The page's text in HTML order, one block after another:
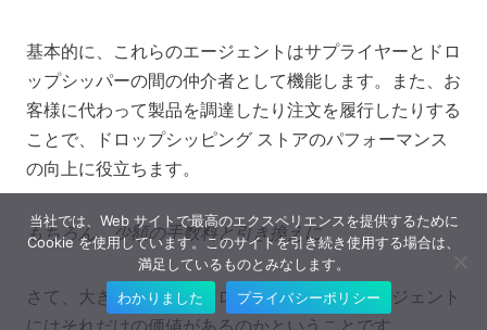
基本的に、これらのエージェントはサプライヤーとドロ
ップシッパーの間の仲介者として機能します。また、お
客様に代わって製品を調達したり注文を履行したりする
ことで、ドロップシッピング ストアのパフォーマンス
の向上に役立ちます。
もちろん、少額の手数料と引き換えに。
さて、大きな疑問は、ドロップシッピングエージェント
当社では、Web サイトで最高のエクスペリエンスを提供するために
Cookie を使用しています。このサイトを引き続き使用する場合は、
満足しているものとみなします。
わかりました
プライバシーポリシー